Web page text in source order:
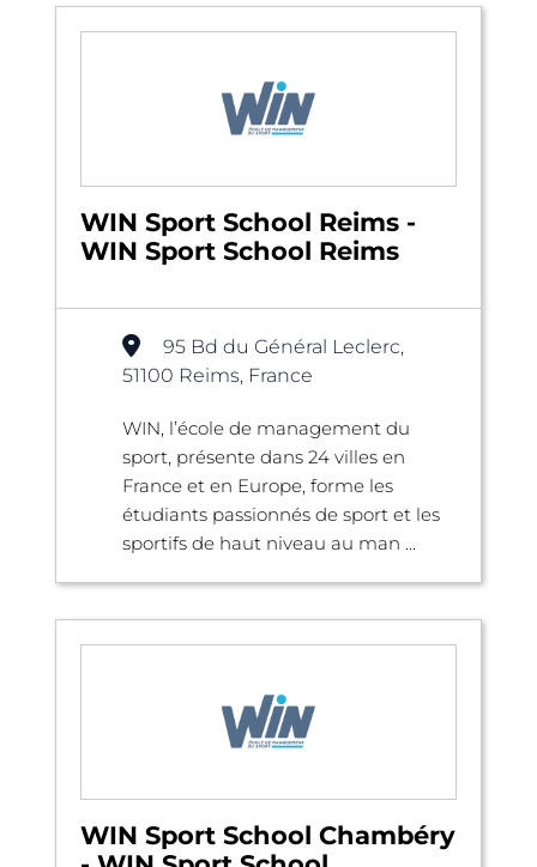
WIN Sport School Reims -
WIN Sport School Reims
95 Bd du Général Leclerc,
51100 Reims, France
WIN, l’école de management du
sport, présente dans 24 villes en
France et en Europe, forme les
étudiants passionnés de sport et les
sportifs de haut niveau au man ...
WIN Sport School Chambéry